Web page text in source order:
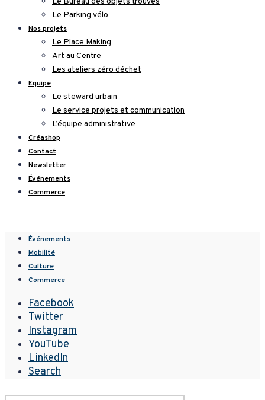
Le Parking vélo
Nos projets
Le Place Making
Art au Centre
Les ateliers zéro déchet
Equipe
Le steward urbain
Le service projets et communication
L’équipe administrative
Créashop
Contact
Newsletter
Événements
Commerce
Événements
Mobilité
Culture
Commerce
Facebook
Twitter
Instagram
YouTube
LinkedIn
Search